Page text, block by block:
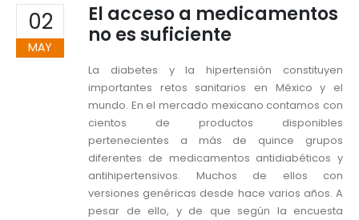
02
MAY
El acceso a medicamentos
no es suficiente
La diabetes y la hipertensión constituyen
importantes retos sanitarios en México y el
mundo. En el mercado mexicano contamos con
cientos de productos disponibles
pertenecientes a más de quince grupos
diferentes de medicamentos antidiabéticos y
antihipertensivos. Muchos de ellos con
versiones genéricas desde hace varios años. A
pesar de ello, y de que según la encuesta